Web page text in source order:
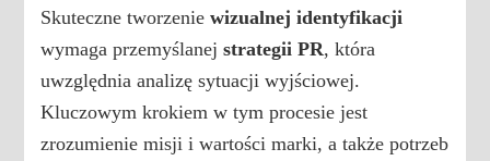
Skuteczne tworzeniewizualnej identyfikacji
wymaga przemyślanejstrategii PR, która
uwzględnia analizę sytuacji wyjściowej.
Kluczowym krokiem w tym procesie jest
zrozumienie misji i wartości marki, a także potrzeb